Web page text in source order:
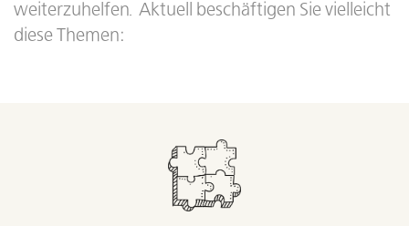
weiterzuhelfen. Aktuell beschäftigen Sie vielleicht
diese Themen: